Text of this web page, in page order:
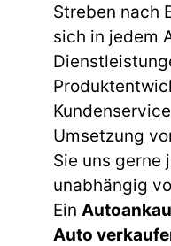
Streben nach
sich in jedem
Umsetzung
Sie uns gerne
unabhängig
Ein
Auto